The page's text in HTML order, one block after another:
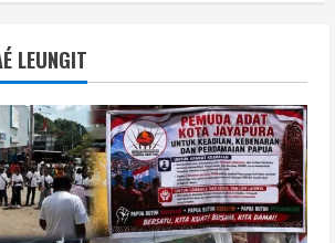
BMP Kecam Aksi KNPB, Serukan
Persatuan Demi Papua yang Kondusif
August 6, 2026
Berita
Perang Algoritma AI Makin Kompleks,
Publik Diminta Verifikasi Informasi
Digital
LEUNGIT